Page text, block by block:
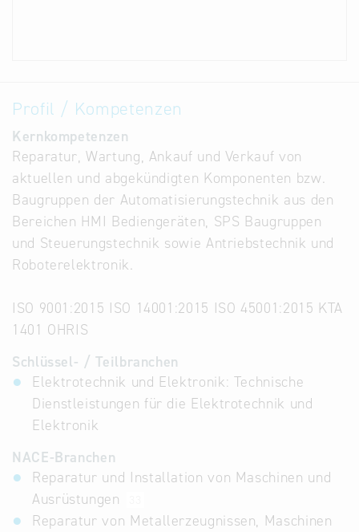
Profil / Kompetenzen
Kernkompetenzen
Reparatur, Wartung, Ankauf und Verkauf von
aktuellen und abgekündigten Komponenten bzw.
Baugruppen der Automatisierungstechnik aus den
Bereichen HMI Bediengeräten, SPS Baugruppen
und Steuerungstechnik sowie Antriebstechnik und
Roboterelektronik.
ISO 9001:2015 ISO 14001:2015 ISO 45001:2015 KTA
1401 OHRIS
Schlüssel- / Teilbranchen
Elektrotechnik und Elektronik: Technische
Dienstleistungen für die Elektrotechnik und
Elektronik
NACE-Branchen
Reparatur und Installation von Maschinen und
Ausrüstungen
Reparatur von Metallerzeugnissen, Maschinen